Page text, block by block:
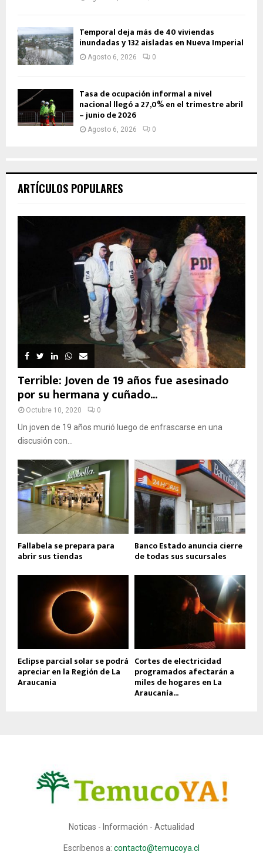
Temporal deja más de 40 viviendas
inundadas y 132 aisladas en Nueva Imperial
Agosto 6, 2026 0
Tasa de ocupación informal a nivel
nacional llegó a 27,0% en el trimestre abril
– junio de 2026
Agosto 6, 2026 0
ARTÍCULOS POPULARES
Terrible: Joven de 19 años fue asesinado
por su hermana y cuñado...
Octubre 10, 2020 0
Un joven de 19 años murió luego de enfrascarse en una
discusión con...
Fallabela se prepara para
abrir sus tiendas
Banco Estado anuncia cierre
de todas sus sucursales
Eclipse parcial solar se podrá
apreciar en la Región de La
Araucania
Cortes de electricidad
programados afectarán a
miles de hogares en La
Araucanía...
Noticas - Información - Actualidad
Escríbenos a: contacto@temucoya.cl